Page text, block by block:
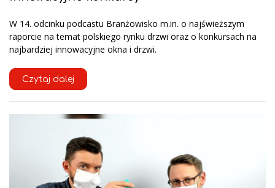
W 14. odcinku podcastu Branżowisko m.in. o najświeższym
raporcie na temat polskiego rynku drzwi oraz o konkursach na
najbardziej innowacyjne okna i drzwi.
Czytaj dalej